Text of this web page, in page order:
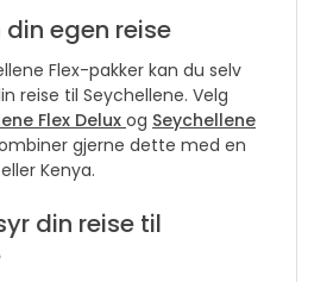
egen reise
Flex-pakker kan du selv
reise til Seychellene. Velg
Flex Delux og Seychellene
gjerne dette med en
Kenya.
din reise til